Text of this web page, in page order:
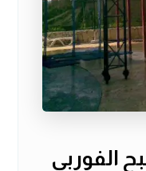
الفوربي